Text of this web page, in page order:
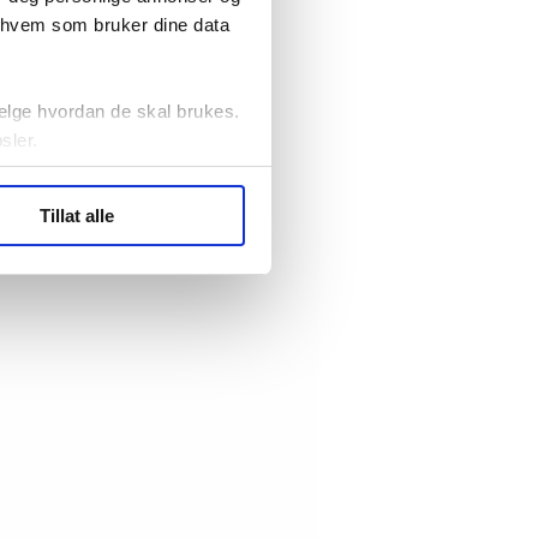
som bruker dine data
hvordan de skal brukes.
statistikk.
Tillat alle